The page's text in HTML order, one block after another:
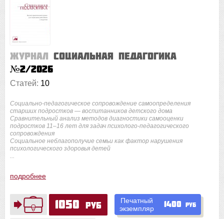
1050 руб
Печатный
экземпляр
1400 руб
Журнал Социальная педагогика
№2/2026
Статей: 10
Социально-педагогическое сопровождение самоопределения
старших подростков — воспитанников детского дома
Сравнительный анализ методов диагностики самооценки
подростков 11–16 лет для задач психолого-педагогического
сопровождения
Социальное неблагополучие семьи как фактор нарушения
психологического здоровья детей
подробнее